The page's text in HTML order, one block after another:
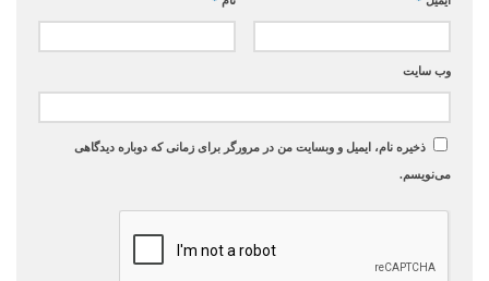
وب‌ سایت
ذخیره نام، ایمیل و وبسایت من در مرورگر برای زمانی که دوباره دیدگاهی
می‌نویسم.